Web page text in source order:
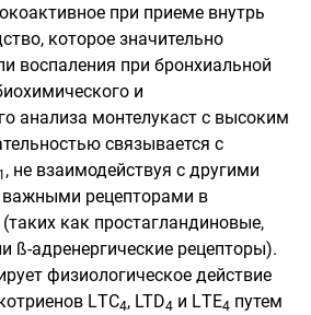
при приеме внутрь
которое значительно
воспаления при бронхиальной
и
анализа монтелукаст с высоким
связывается с
1 , не взаимодействуя с другими
рецепторами в
как простагландиновые,
ß-адренергические рецепторы).
физиологическое действие
LТС4, LTD4 и LТЕ4 путем